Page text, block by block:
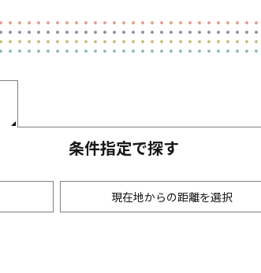
条件指定で探す
現在地からの距離を選択